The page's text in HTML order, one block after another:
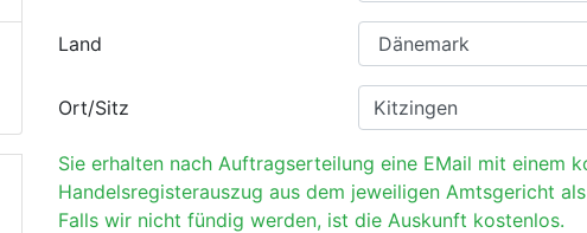
Land
Ort/Sitz
Sie erhalten nach Auftragserteilung eine EMail mit einem
Handelsregisterauszug aus dem jeweiligen Amtsgericht
Falls wir nicht fündig werden, ist die Auskunft kostenlos.